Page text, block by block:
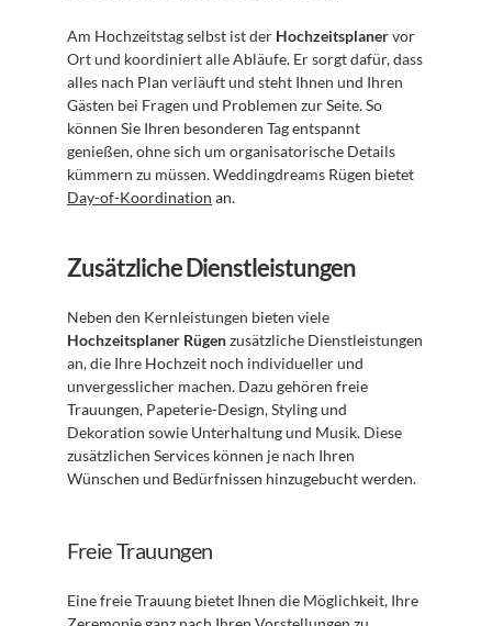
Am Hochzeitstag selbst ist der Hochzeitsplaner vor
Ort und koordiniert alle Abläufe. Er sorgt dafür, dass
alles nach Plan verläuft und steht Ihnen und Ihren
Gästen bei Fragen und Problemen zur Seite. So
können Sie Ihren besonderen Tag entspannt
genießen, ohne sich um organisatorische Details
Day-of-Koordination an.
Zusätzliche Dienstleistungen
Hochzeitsplaner Rügen zusätzliche Dienstleistungen
an, die Ihre Hochzeit noch individueller und
unvergesslicher machen. Dazu gehören freie
Trauungen, Papeterie-Design, Styling und
Dekoration sowie Unterhaltung und Musik. Diese
zusätzlichen Services können je nach Ihren
Wünschen und Bedürfnissen hinzugebucht werden.
Freie Trauungen
Eine freie Trauung bietet Ihnen die Möglichkeit, Ihre